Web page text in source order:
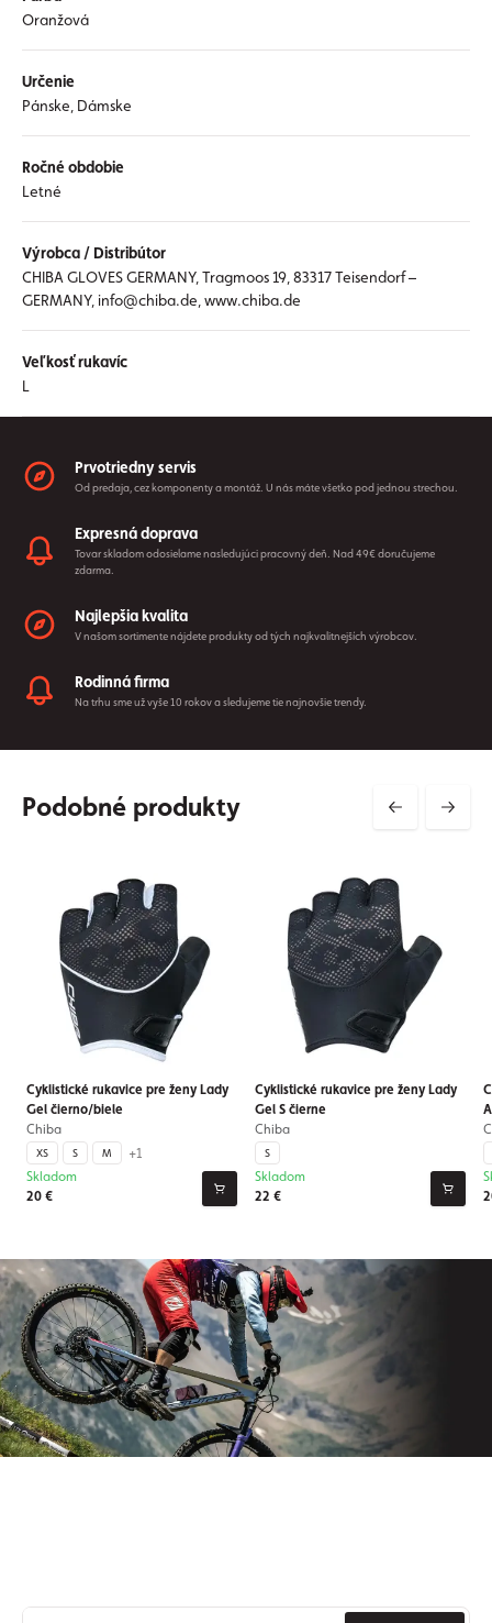
Oranžová
Určenie
Pánske, Dámske
Ročné obdobie
Letné
Výrobca / Distribútor
CHIBA GLOVES GERMANY, Tragmoos 19, 83317 Teisendorf –
GERMANY, info@chiba.de, www.chiba.de
Veľkosť rukavíc
L
Prvotriedny servis
Od predaja, cez komponenty a montáž. U nás máte všetko pod jednou strechou.
Expresná doprava
Tovar skladom odosielame nasledujúci pracovný deň. Nad 49€ doručujeme
zdarma.
Najlepšia kvalita
V našom sortimente nájdete produkty od tých najkvalitnejších výrobcov.
Rodinná firma
Na trhu sme už vyše 10 rokov a sledujeme tie najnovšie trendy.
Podobné produkty
Cyklistické rukavice pre ženy Lady
Gel čierno/biele
Chiba
XS S M +1
20 €
Skladom
Cyklistické rukavice pre ženy Lady
Gel S čierne
Chiba
S
22 €
Skladom